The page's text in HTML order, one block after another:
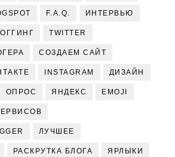
F.A.Q. ИНТЕРВЬЮ
TWITTER
СОЗДАЕМ САЙТ
INSTAGRAM ДИЗАЙН
ОПРОС ЯНДЕКС EMOJI
ЛУЧШЕЕ
РАСКРУТКА БЛОГА ЯРЛЫКИ